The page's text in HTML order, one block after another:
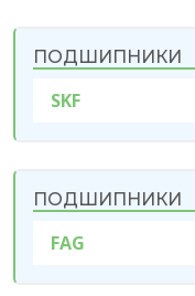
ПОДШИПНИКИ
SKF
ПОДШИПНИКИ
FAG